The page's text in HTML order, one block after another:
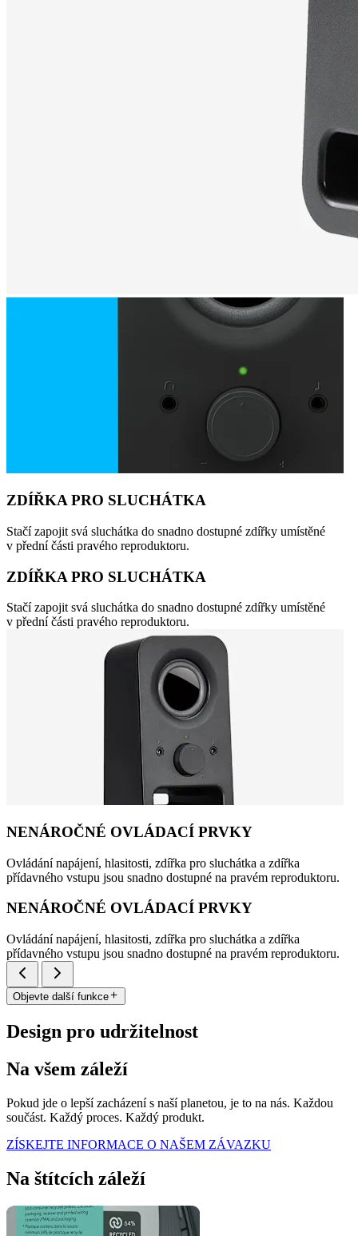
ZDÍŘKA PRO SLUCHÁTKA
Stačí zapojit svá sluchátka do snadno dostupné zdířky umístěné
v přední části pravého reproduktoru.
ZDÍŘKA PRO SLUCHÁTKA
Stačí zapojit svá sluchátka do snadno dostupné zdířky umístěné
v přední části pravého reproduktoru.
NENÁROČNÉ OVLÁDACÍ PRVKY
Ovládání napájení, hlasitosti, zdířka pro sluchátka a zdířka
přídavného vstupu jsou snadno dostupné na pravém reproduktoru.
NENÁROČNÉ OVLÁDACÍ PRVKY
Ovládání napájení, hlasitosti, zdířka pro sluchátka a zdířka
přídavného vstupu jsou snadno dostupné na pravém reproduktoru.
Objevte další funkce
Design pro udržitelnost
Na všem záleží
Pokud jde o lepší zacházení s naší planetou, je to na nás. Každou
součást. Každý proces. Každý produkt.
ZÍSKEJTE INFORMACE O NAŠEM ZÁVAZKU
Na štítcích záleží